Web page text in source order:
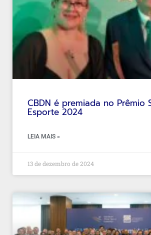
CBDN é premiada no Prêmio
Esporte 2024
LEIA MAIS »
13 de dezembro de 2024